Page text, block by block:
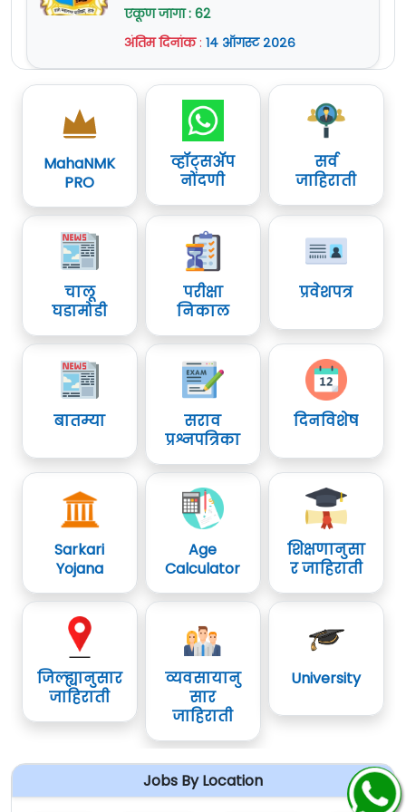
टेलीमेडिसिन सुविधा व्यवस्थापक
Manager
दंत सहाय्यक (NOHP) /
Assistant (NOHP)
Eligibility Criteria For NHM Bhandara
पद
क्रमांक
शैक्षणिक पात्रता
डीएम कार्डिओलॉजी / डीएम नेफ्रोलॉजी
/ एमसीएच न्यूरो / डीएम बालरोग
ऑर्थोपेडिक्स
२
एमबीबीएस, एमडी / एमएस / डिजिओ /
डीएनबी
एमबीबीएस
४ एमबीबीएस
५ पीजी आयुष (एमडी आयुर्वेदिक)
एमए मानसशास्त्रज्ञ
७ बीएएमएस / बियुएमएस
बी.एड.
९ ऑडिओलॉजी मध्ये पदवी
एकूण जागा : 62
अंतिम दिनांक: १४ ऑगस्ट २०२६
MahaNMK
PRO
व्हॉट्सॲप
नोंदणी
सर्व
जाहिराती
चालू
घडामोडी
परीक्षा
निकाल
प्रवेशपत्र
बातम्या
सराव
प्रश्नपत्रिका
दिनविशेष
Sarkari
Yojana
Age
Calculator
शिक्षणानुसा
र जाहिराती
जिल्ह्यानुसार
जाहिराती
व्यवसायानु
सार
जाहिराती
University
Jobs By Location